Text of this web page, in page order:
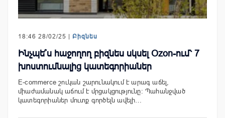
18:46 28/02/25 | Բիզնես
Ինչպե՞ս հաջողող բիզնես սկսել Ozon-ում՝ 7
խոստումնալից կատեգորիաներ
E-commerce շուկան շարունակում է արագ աճել,
միաժամանակ աճում է մրցակցությունը: Պահանջված
կատեգորիաներ մուտք գործելն ավելի…